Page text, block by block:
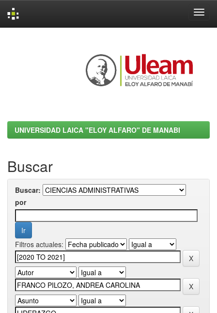
UNIVERSIDAD LAICA "ELOY ALFARO" DE MANABI
Buscar
Buscar:
por
Filtros actuales: